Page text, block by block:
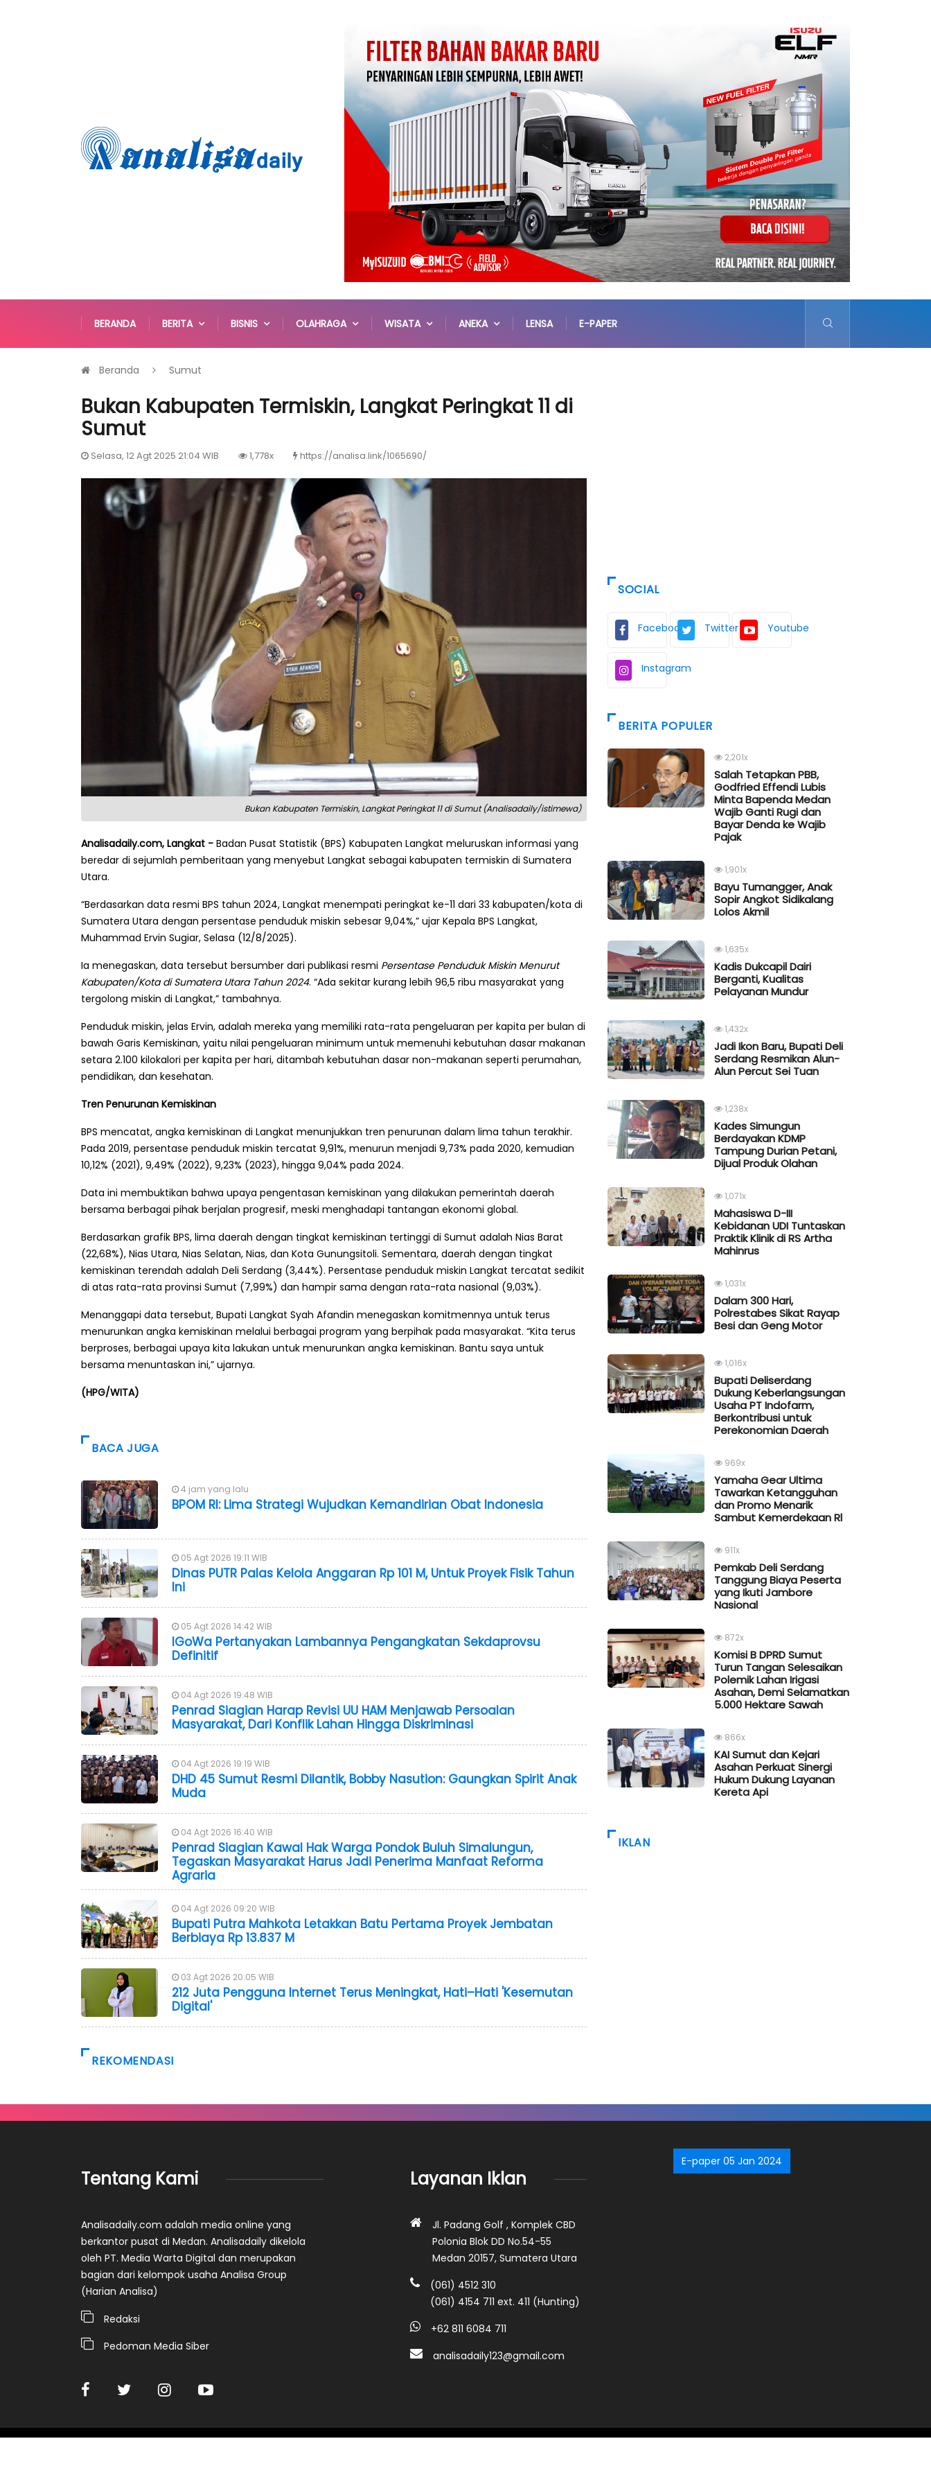
BERANDA BERITA BISNIS OLAHRAGA WISATA ANEKA LENSA E-PAPER
Beranda Sumut
Bukan Kabupaten Termiskin, Langkat Peringkat 11 di
Sumut
Selasa, 12 Agt 2025 21:04 WIB 1,778x https://analisa.link/1065690/
Bukan Kabupaten Termiskin, Langkat Peringkat 11 di Sumut (Analisadaily/istimewa)
Analisadaily.com, Langkat - Badan Pusat Statistik (BPS) Kabupaten Langkat meluruskan informasi yang
beredar di sejumlah pemberitaan yang menyebut Langkat sebagai kabupaten termiskin di Sumatera
Utara.
“Berdasarkan data resmi BPS tahun 2024, Langkat menempati peringkat ke-11 dari 33 kabupaten/kota di
Sumatera Utara dengan persentase penduduk miskin sebesar 9,04%,” ujar Kepala BPS Langkat,
Muhammad Ervin Sugiar, Selasa (12/8/2025).
Ia menegaskan, data tersebut bersumber dari publikasi resmi Persentase Penduduk Miskin Menurut
Kabupaten/Kota di Sumatera Utara Tahun 2024. “Ada sekitar kurang lebih 96,5 ribu masyarakat yang
tergolong miskin di Langkat,” tambahnya.
Penduduk miskin, jelas Ervin, adalah mereka yang memiliki rata-rata pengeluaran per kapita per bulan di
bawah Garis Kemiskinan, yaitu nilai pengeluaran minimum untuk memenuhi kebutuhan dasar makanan
setara 2.100 kilokalori per kapita per hari, ditambah kebutuhan dasar non-makanan seperti perumahan,
pendidikan, dan kesehatan.
Tren Penurunan Kemiskinan
BPS mencatat, angka kemiskinan di Langkat menunjukkan tren penurunan dalam lima tahun terakhir.
Pada 2019, persentase penduduk miskin tercatat 9,91%, menurun menjadi 9,73% pada 2020, kemudian
10,12% (2021), 9,49% (2022), 9,23% (2023), hingga 9,04% pada 2024.
Data ini membuktikan bahwa upaya pengentasan kemiskinan yang dilakukan pemerintah daerah
bersama berbagai pihak berjalan progresif, meski menghadapi tantangan ekonomi global.
Berdasarkan grafik BPS, lima daerah dengan tingkat kemiskinan tertinggi di Sumut adalah Nias Barat
(22,68%), Nias Utara, Nias Selatan, Nias, dan Kota Gunungsitoli. Sementara, daerah dengan tingkat
kemiskinan terendah adalah Deli Serdang (3,44%). Persentase penduduk miskin Langkat tercatat sedikit
di atas rata-rata provinsi Sumut (7,99%) dan hampir sama dengan rata-rata nasional (9,03%).
Menanggapi data tersebut, Bupati Langkat Syah Afandin menegaskan komitmennya untuk terus
menurunkan angka kemiskinan melalui berbagai program yang berpihak pada masyarakat. “Kita terus
berproses, berbagai upaya kita lakukan untuk menurunkan angka kemiskinan. Bantu saya untuk
bersama menuntaskan ini,” ujarnya.
(HPG/WITA)
BACA JUGA
4 jam yang lalu
BPOM RI: Lima Strategi Wujudkan Kemandirian Obat Indonesia
05 Agt 2026 19:11 WIB
Dinas PUTR Palas Kelola Anggaran Rp 101 M, Untuk Proyek Fisik Tahun
Ini
05 Agt 2026 14:42 WIB
IGoWa Pertanyakan Lambannya Pengangkatan Sekdaprovsu
Definitif
04 Agt 2026 19:48 WIB
Penrad Siagian Harap Revisi UU HAM Menjawab Persoalan
Masyarakat, Dari Konflik Lahan Hingga Diskriminasi
04 Agt 2026 19:19 WIB
DHD 45 Sumut Resmi Dilantik, Bobby Nasution: Gaungkan Spirit Anak
Muda
04 Agt 2026 16:40 WIB
Penrad Siagian Kawal Hak Warga Pondok Buluh Simalungun,
Tegaskan Masyarakat Harus Jadi Penerima Manfaat Reforma
Agraria
04 Agt 2026 09:20 WIB
Bupati Putra Mahkota Letakkan Batu Pertama Proyek Jembatan
Berbiaya Rp 13.837 M
03 Agt 2026 20:05 WIB
212 Juta Pengguna Internet Terus Meningkat, Hati–Hati 'Kesemutan
Digital'
REKOMENDASI
SOCIAL
Facebook Twitter Youtube
Instagram
BERITA POPULER
2,201x
Salah Tetapkan PBB,
Godfried Effendi Lubis
Minta Bapenda Medan
Wajib Ganti Rugi dan
Bayar Denda ke Wajib
Pajak
1,901x
Bayu Tumangger, Anak
Sopir Angkot Sidikalang
Lolos Akmil
1,635x
Kadis Dukcapil Dairi
Berganti, Kualitas
Pelayanan Mundur
1,432x
Jadi Ikon Baru, Bupati Deli
Serdang Resmikan Alun-
Alun Percut Sei Tuan
1,238x
Kades Simungun
Berdayakan KDMP
Tampung Durian Petani,
Dijual Produk Olahan
1,071x
Mahasiswa D-III
Kebidanan UDI Tuntaskan
Praktik Klinik di RS Artha
Mahinrus
1,031x
Dalam 300 Hari,
Polrestabes Sikat Rayap
Besi dan Geng Motor
1,016x
Bupati Deliserdang
Dukung Keberlangsungan
Usaha PT Indofarm,
Berkontribusi untuk
Perekonomian Daerah
969x
Yamaha Gear Ultima
Tawarkan Ketangguhan
dan Promo Menarik
Sambut Kemerdekaan Rl
911x
Pemkab Deli Serdang
Tanggung Biaya Peserta
yang Ikuti Jambore
Nasional
872x
Komisi B DPRD Sumut
Turun Tangan Selesaikan
Polemik Lahan Irigasi
Asahan, Demi Selamatkan
5.000 Hektare Sawah
866x
KAI Sumut dan Kejari
Asahan Perkuat Sinergi
Hukum Dukung Layanan
Kereta Api
IKLAN
Tentang Kami
Analisadaily.com adalah media online yang
berkantor pusat di Medan. Analisadaily dikelola
oleh PT. Media Warta Digital dan merupakan
bagian dari kelompok usaha Analisa Group
(Harian Analisa)
Redaksi
Pedoman Media Siber
Layanan Iklan
Jl. Padang Golf , Komplek CBD
Polonia Blok DD No.54-55
Medan 20157, Sumatera Utara
(061) 4512 310
(061) 4154 711 ext. 411 (Hunting)
+62 811 6084 711
analisadaily123@gmail.com
E-paper 05 Jan 2024